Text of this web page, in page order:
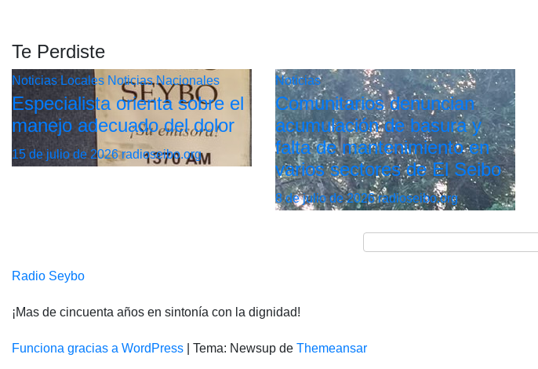
Te Perdiste
Noticias Locales Noticias Nacionales
Especialista orienta sobre el
manejo adecuado del dolor
15 de julio de 2026radioseibo.org
Noticias
Comunitarios denuncian
acumulación de basura y
falta de mantenimiento en
varios sectores de El Seibo
8 de julio de 2026radioseibo.org
Radio Seybo
¡Mas de cincuenta años en sintonía con la dignidad!
Funciona gracias a WordPress Tema: Newsup de Themeansar